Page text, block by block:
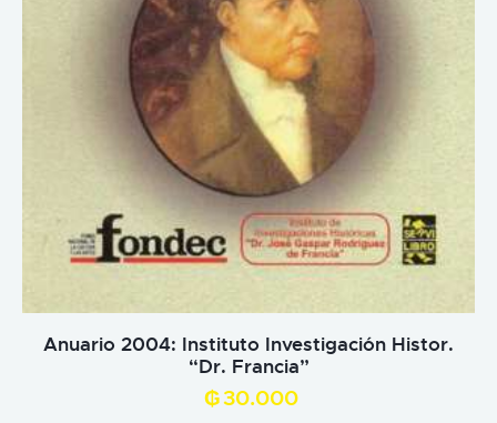
Anuario 2004: Instituto Investigación Histor.
“Dr. Francia”
₲30.000